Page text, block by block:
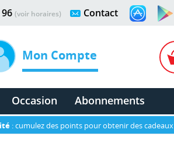
Contact
(voir horaires)
Mon Compte
Occasion Abonnements
: cumulez des points pour obtenir des cadeaux